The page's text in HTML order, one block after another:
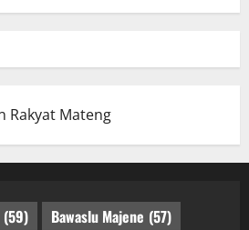
(59) Bawaslu Majene (57)